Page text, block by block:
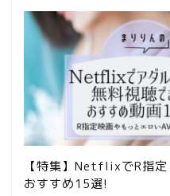
【特集】NetflixでR指
おすすめ15選!